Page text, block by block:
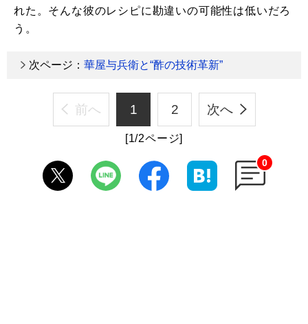
れた。そんな彼のレシピに勘違いの可能性は低いだろ
う。
次ページ： 華屋与兵衛と“酢の技術革新”
前へ 1 2 次へ
[1/2ページ]
0